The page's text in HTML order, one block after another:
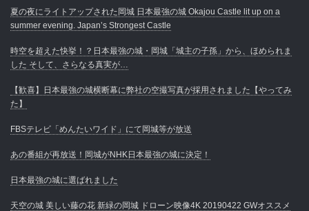
夏の夜にライトアップされた岡城 日本最強の城 Okajou Castle lit up on a
summer evening. Japan’s Strongest Castle
時空を超えた快挙！？日本最強の城・岡城「城主の子孫」から、ほめられま
した そして、さらなる真実が…
【歓喜】日本最強の城横断幕に弊社の空撮写真が採用されました【やってみ
た】
FBSテレビ「めんたいワイド」にて岡城等が放送
あの番組が再放送！岡城がNHK日本最強の城に決定！
日本最強の城に選ばれました
天空の城 美しい藤の花 新緑の岡城 ドローン映像4K 20190422 GWオススメ